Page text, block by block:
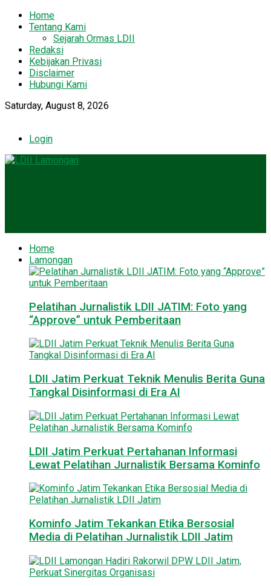
Home
Tentang Kami
Sejarah Ormas LDII
Redaksi
Kebijakan Privasi
Disclaimer
Hubungi Kami
Saturday, August 8, 2026
Login
Home
Lamongan
Pelatihan Jurnalistik LDII JATIM: Foto yang
“Approve” untuk Pemberitaan
LDII Jatim Perkuat Teknik Menulis Berita Guna
Tangkal Disinformasi di Era AI
LDII Jatim Perkuat Pertahanan Informasi
Lewat Pelatihan Jurnalistik Bersama Kominfo
Kominfo Jatim Tekankan Etika Bersosial
Media di Pelatihan Jurnalistik LDII Jatim